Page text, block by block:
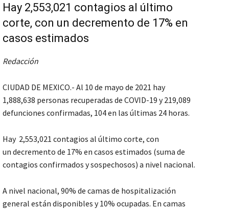
Hay 2,553,021 contagios al último
corte, con un decremento de 17% en
casos estimados
Redacción
CIUDAD DE MEXICO.- Al 10 de mayo de 2021 hay
1,888,638 personas recuperadas de COVID-19 y 219,089
defunciones confirmadas, 104 en las últimas 24 horas.
Hay 2,553,021 contagios al último corte, con
un decremento de 17% en casos estimados (suma de
contagios confirmados y sospechosos) a nivel nacional.
A nivel nacional, 90% de camas de hospitalización
general están disponibles y 10% ocupadas. En camas